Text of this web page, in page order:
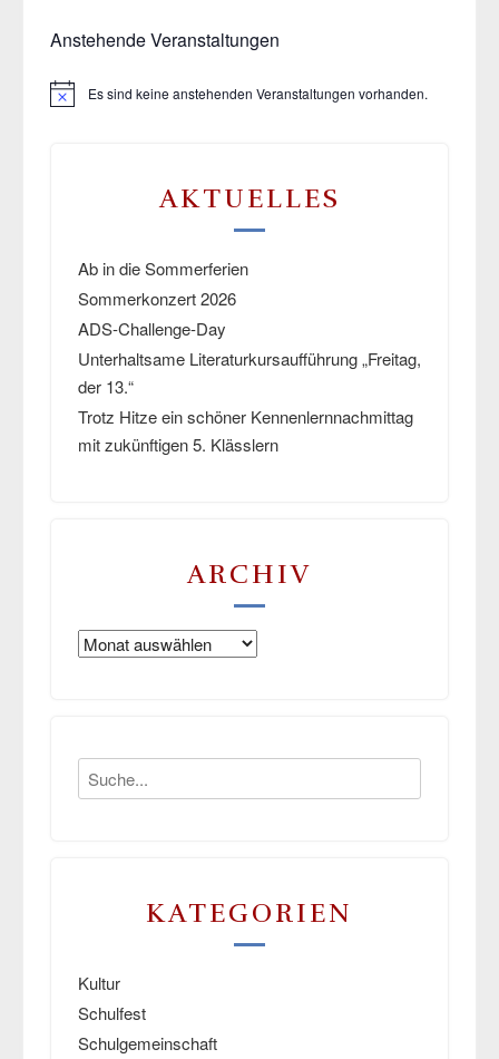
Anstehende Veranstaltungen
HinweisEs sind keine anstehenden Veranstaltungen vorhanden.
AKTUELLES
Ab in die Sommerferien
Sommerkonzert 2026
ADS-Challenge-Day
Unterhaltsame Literaturkursaufführung „Freitag,
der 13.“
Trotz Hitze ein schöner Kennenlernnachmittag
mit zukünftigen 5. Klässlern
ARCHIV
Archiv
KATEGORIEN
Kultur
Schulfest
Schulgemeinschaft